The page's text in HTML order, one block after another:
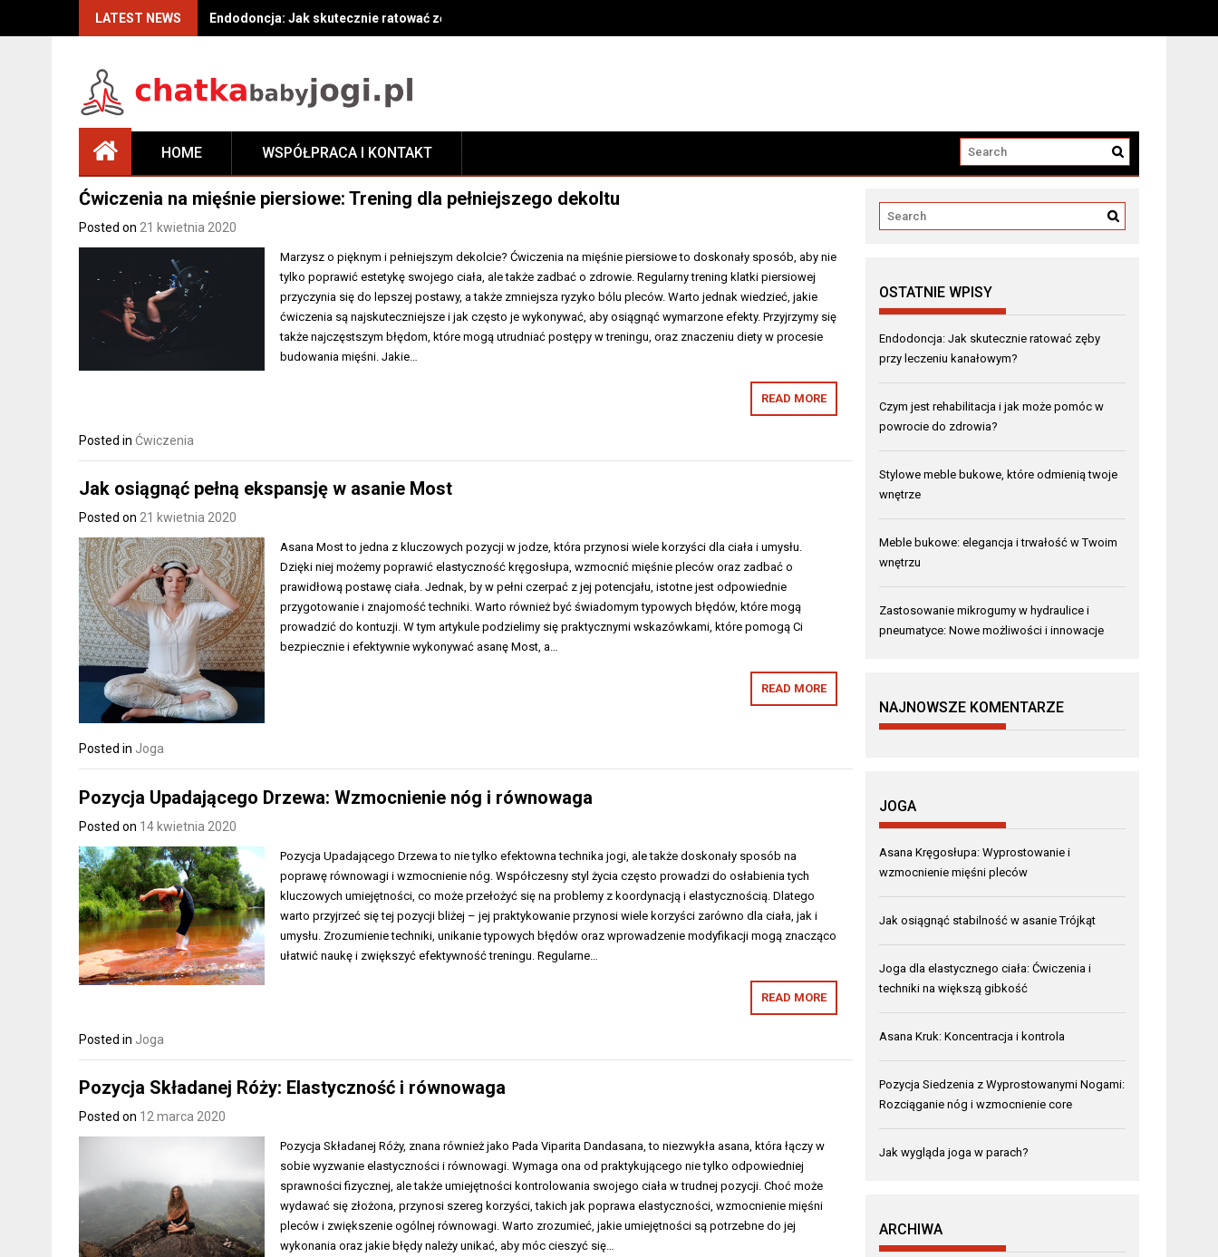
LATEST NEWS Endodoncja: Jak skutecznie ratować zęby przy leczeniu kanałowym?
HOME WSPÓŁPRACA I KONTAKT
Ćwiczenia na mięśnie piersiowe: Trening dla pełniejszego dekoltu
Posted on 21 kwietnia 2020
Marzysz o pięknym i pełniejszym dekolcie? Ćwiczenia na mięśnie piersiowe to doskonały sposób, aby nie
tylko poprawić estetykę swojego ciała, ale także zadbać o zdrowie. Regularny trening klatki piersiowej
przyczynia się do lepszej postawy, a także zmniejsza ryzyko bólu pleców. Warto jednak wiedzieć, jakie
ćwiczenia są najskuteczniejsze i jak często je wykonywać, aby osiągnąć wymarzone efekty. Przyjrzymy się
także najczęstszym błędom, które mogą utrudniać postępy w treningu, oraz znaczeniu diety w procesie
budowania mięśni. Jakie…
READ MORE
Posted in Ćwiczenia
Jak osiągnąć pełną ekspansję w asanie Most
Posted on 21 kwietnia 2020
Asana Most to jedna z kluczowych pozycji w jodze, która przynosi wiele korzyści dla ciała i umysłu.
Dzięki niej możemy poprawić elastyczność kręgosłupa, wzmocnić mięśnie pleców oraz zadbać o
prawidłową postawę ciała. Jednak, by w pełni czerpać z jej potencjału, istotne jest odpowiednie
przygotowanie i znajomość techniki. Warto również być świadomym typowych błędów, które mogą
prowadzić do kontuzji. W tym artykule podzielimy się praktycznymi wskazówkami, które pomogą Ci
bezpiecznie i efektywnie wykonywać asanę Most, a…
READ MORE
Posted in Joga
Pozycja Upadającego Drzewa: Wzmocnienie nóg i równowaga
Posted on 14 kwietnia 2020
Pozycja Upadającego Drzewa to nie tylko efektowna technika jogi, ale także doskonały sposób na
poprawę równowagi i wzmocnienie nóg. Współczesny styl życia często prowadzi do osłabienia tych
kluczowych umiejętności, co może przełożyć się na problemy z koordynacją i elastycznością. Dlatego
warto przyjrzeć się tej pozycji bliżej – jej praktykowanie przynosi wiele korzyści zarówno dla ciała, jak i
umysłu. Zrozumienie techniki, unikanie typowych błędów oraz wprowadzenie modyfikacji mogą znacząco
ułatwić naukę i zwiększyć efektywność treningu. Regularne…
READ MORE
Posted in Joga
Pozycja Składanej Róży: Elastyczność i równowaga
Posted on 12 marca 2020
Pozycja Składanej Róży, znana również jako Pada Viparita Dandasana, to niezwykła asana, która łączy w
sobie wyzwanie elastyczności i równowagi. Wymaga ona od praktykującego nie tylko odpowiedniej
sprawności fizycznej, ale także umiejętności kontrolowania swojego ciała w trudnej pozycji. Choć może
wydawać się złożona, przynosi szereg korzyści, takich jak poprawa elastyczności, wzmocnienie mięśni
pleców i zwiększenie ogólnej równowagi. Warto zrozumieć, jakie umiejętności są potrzebne do jej
wykonania oraz jakie błędy należy unikać, aby móc cieszyć się…
OSTATNIE WPISY
Endodoncja: Jak skutecznie ratować zęby
przy leczeniu kanałowym?
Czym jest rehabilitacja i jak może pomóc w
powrocie do zdrowia?
Stylowe meble bukowe, które odmienią twoje
wnętrze
Meble bukowe: elegancja i trwałość w Twoim
wnętrzu
Zastosowanie mikrogumy w hydraulice i
pneumatyce: Nowe możliwości i innowacje
NAJNOWSZE KOMENTARZE
JOGA
Asana Kręgosłupa: Wyprostowanie i
wzmocnienie mięśni pleców
Jak osiągnąć stabilność w asanie Trójkąt
Joga dla elastycznego ciała: Ćwiczenia i
techniki na większą gibkość
Asana Kruk: Koncentracja i kontrola
Pozycja Siedzenia z Wyprostowanymi Nogami:
Rozciąganie nóg i wzmocnienie core
Jak wygląda joga w parach?
ARCHIWA